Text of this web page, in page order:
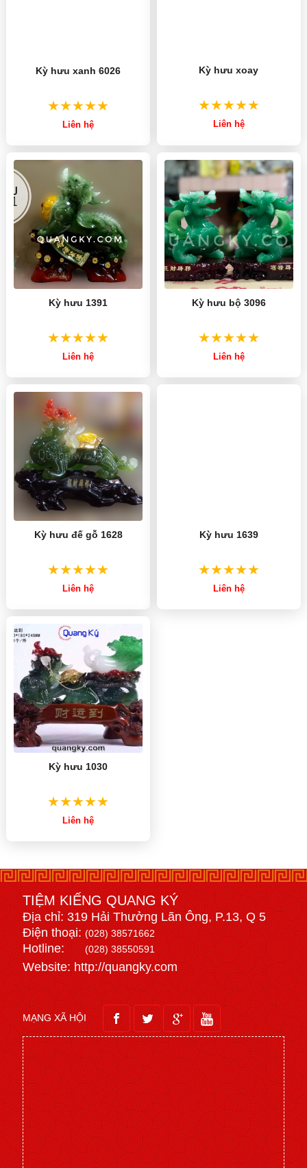
Kỳ hưu xanh 6026
Liên hệ
Kỳ hưu xoay
Liên hệ
Kỳ hưu 1391
Liên hệ
Kỳ hưu bộ 3096
Liên hệ
Kỳ hưu đế gỗ 1628
Liên hệ
Kỳ hưu 1639
Liên hệ
Kỳ hưu 1030
Liên hệ
TIỆM KIẾNG QUANG KÝ
Địa chỉ: 319 Hải Thưởng Lãn Ông, P.13, Q 5
Điện thoại:(028) 38571662
Hotline:(028) 38550591
Website: http://quangky.com
MẠNG XÃ HỘI